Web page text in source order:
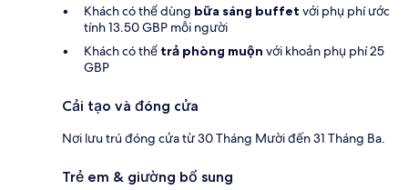
Khách có thể dùng bữa sáng buffet với phụ phí ước
tính 13.50 GBP mỗi người
Khách có thể trả phòng muộn với khoản phụ phí 25
GBP
Cải tạo và đóng cửa
Nơi lưu trú đóng cửa từ 30 Tháng Mười đến 31 Tháng Ba.
Trẻ em & giường bổ sung